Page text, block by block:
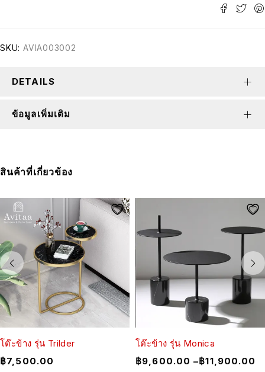
SKU: AVIA003002
DETAILS
ข้อมูลเพิ่มเติม
สินค้าที่เกี่ยวข้อง
โต๊ะข้าง รุ่น Trilder
฿7,500.00
โต๊ะข้าง รุ่น Monica
฿9,600.00 –฿11,900.00